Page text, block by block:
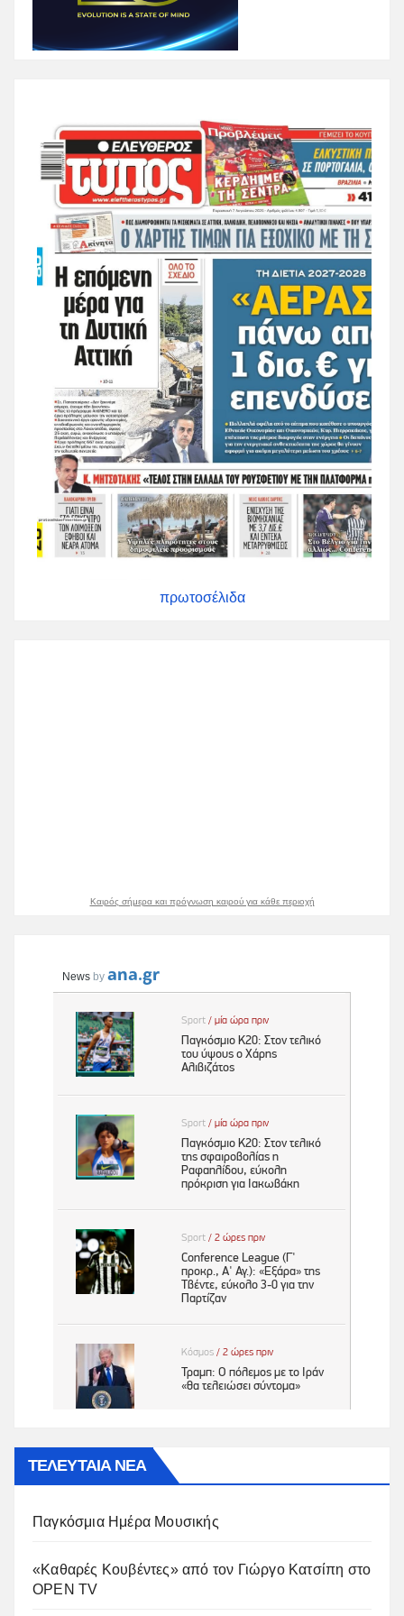
πρωτοσέλιδα
Καιρός σήμερα και πρόγνωση καιρού για κάθε περιοχή
ΤΕΛΕΥΤΑΙΑ ΝΕΑ
Παγκόσμια Ημέρα Μουσικής
«Καθαρές Κουβέντες» από τον Γιώργο Κατσίπη στο
OPEN TV